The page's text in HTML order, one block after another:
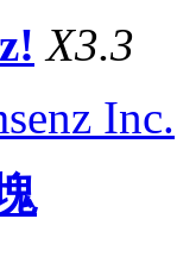
X3.3
Inc.